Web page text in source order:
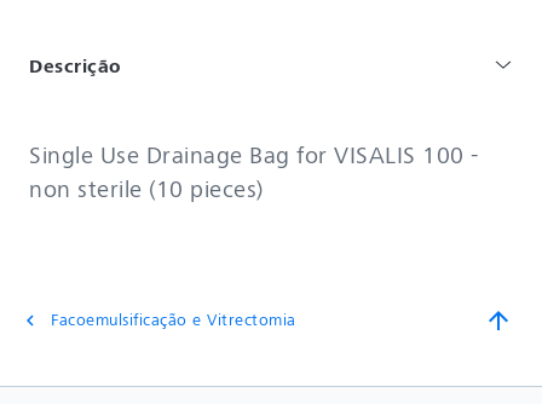
Descrição
Single Use Drainage Bag for VISALIS 100 -
non sterile (10 pieces)
chevron_left Facoemulsificação e Vitrectomia arrow_upward